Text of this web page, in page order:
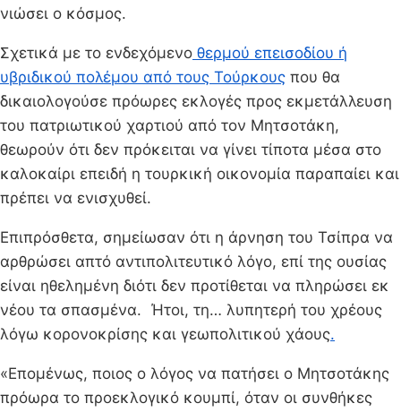
νιώσει ο κόσμος.
Σχετικά με το ενδεχόμενο θερμού επεισοδίου ή
υβριδικού πολέμου από τους Τούρκους που θα
δικαιολογούσε πρόωρες εκλογές προς εκμετάλλευση
του πατριωτικού χαρτιού από τον Μητσοτάκη,
θεωρούν ότι δεν πρόκειται να γίνει τίποτα μέσα στο
καλοκαίρι επειδή η τουρκική οικονομία παραπαίει και
πρέπει να ενισχυθεί.
Επιπρόσθετα, σημείωσαν ότι η άρνηση του Τσίπρα να
αρθρώσει απτό αντιπολιτευτικό λόγο, επί της ουσίας
είναι ηθελημένη διότι δεν προτίθεται να πληρώσει εκ
νέου τα σπασμένα. Ήτοι, τη… λυπητερή του χρέους
λόγω κορονοκρίσης και γεωπολιτικού χάους.
«Επομένως, ποιος ο λόγος να πατήσει ο Μητσοτάκης
πρόωρα το προεκλογικό κουμπί, όταν οι συνθήκες